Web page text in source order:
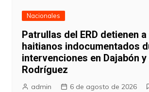
Nacionales
Patrullas del ERD detienen a
haitianos indocumentados
intervenciones en Dajabón
Rodríguez
admin 6 de agosto de 2026